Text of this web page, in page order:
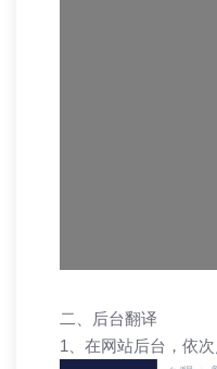
二、后台翻译
1、在网站后台，依